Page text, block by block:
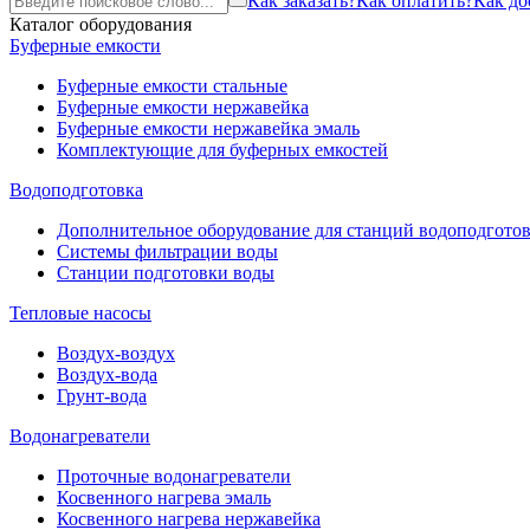
Каталог оборудования
Буферные емкости
Буферные емкости стальные
Буферные емкости нержавейка
Буферные емкости нержавейка эмаль
Комплектующие для буферных емкостей
Водоподготовка
Дополнительное оборудование для станций
Системы фильтрации воды
Станции подготовки воды
Тепловые насосы
Воздух-воздух
Воздух-вода
Грунт-вода
Водонагреватели
Проточные водонагреватели
Косвенного нагрева эмаль
Косвенного нагрева нержавейка